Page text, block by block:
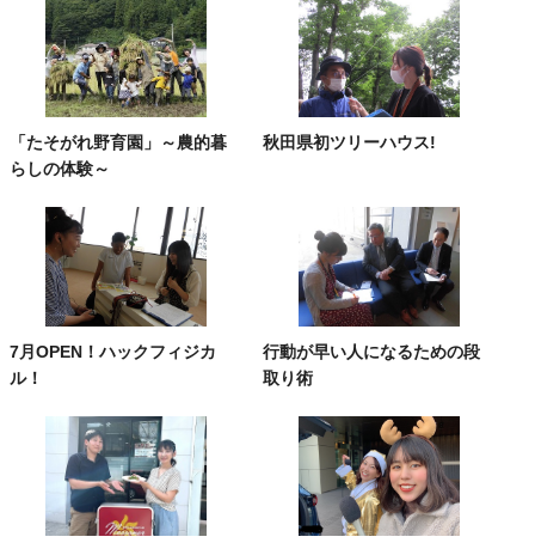
「たそがれ野育園」～農的暮
らしの体験～
秋田県初ツリーハウス!
7月OPEN！ハックフィジカ
ル！
行動が早い人になるための段
取り術